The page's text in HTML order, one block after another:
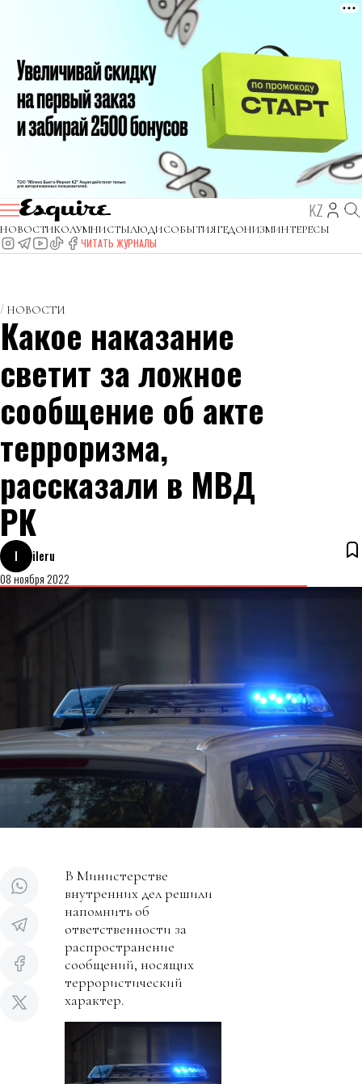
KZ
НОВОСТИКОЛУМНИСТЫЛЮДИСОБЫТИЯГЕДОНИЗМИНТЕРЕСЫ
ЧИТАТЬ ЖУРНАЛЫ
НОВОСТИ
Какое наказание
светит за ложное
сообщение об акте
терроризма,
рассказали в МВД
РК
I
ileru
08 ноября 2022
В Министерстве
внутренних дел решили
напомнить об
ответственности за
распространение
сообщений, носящих
террористический
характер.